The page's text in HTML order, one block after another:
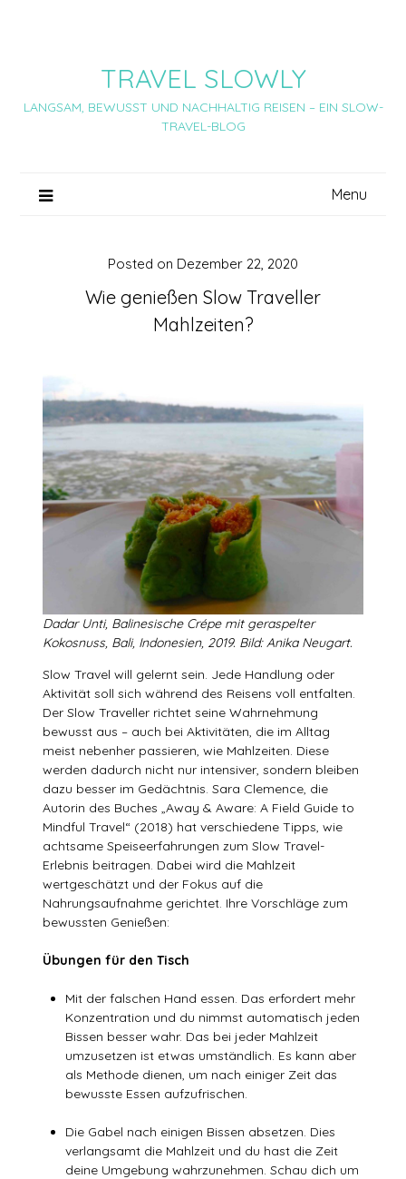
TRAVEL SLOWLY
LANGSAM, BEWUSST UND NACHHALTIG REISEN – EIN SLOW-
TRAVEL-BLOG
Menu
Wie genießen Slow Traveller
Mahlzeiten?
Posted on Dezember 22, 2020
Dadar Unti, Balinesische Crépe mit geraspelter
Kokosnuss, Bali, Indonesien, 2019. Bild: Anika Neugart.
Slow Travel will gelernt sein. Jede Handlung oder
Aktivität soll sich während des Reisens voll entfalten.
Der Slow Traveller richtet seine Wahrnehmung
bewusst aus – auch bei Aktivitäten, die im Alltag
meist nebenher passieren, wie Mahlzeiten. Diese
werden dadurch nicht nur intensiver, sondern bleiben
dazu besser im Gedächtnis. Sara Clemence, die
Autorin des Buches „Away & Aware: A Field Guide to
Mindful Travel“ (2018) hat verschiedene Tipps, wie
achtsame Speiseerfahrungen zum Slow Travel-
Erlebnis beitragen. Dabei wird die Mahlzeit
wertgeschätzt und der Fokus auf die
Nahrungsaufnahme gerichtet. Ihre Vorschläge zum
bewussten Genießen:
Übungen für den Tisch
Mit der falschen Hand essen. Das erfordert mehr
Konzentration und du nimmst automatisch jeden
Bissen besser wahr. Das bei jeder Mahlzeit
umzusetzen ist etwas umständlich. Es kann aber
als Methode dienen, um nach einiger Zeit das
bewusste Essen aufzufrischen.
Die Gabel nach einigen Bissen absetzen. Dies
verlangsamt die Mahlzeit und du hast die Zeit
deine Umgebung wahrzunehmen. Schau dich um